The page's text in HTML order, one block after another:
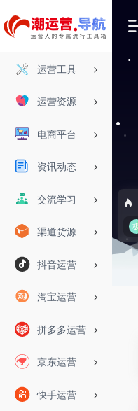
运营工具
运营资源
电商平台
资讯动态
交流学习
渠道货源
抖音运营
淘宝运营
拼多多运营
京东运营
快手运营